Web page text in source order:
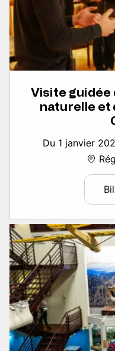
Visite guidée
naturelle et
Du 1 janvier